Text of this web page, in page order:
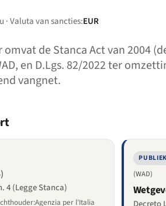
· Valuta van sancties:EUR
de Stanca Act van 2004
en D.Lgs. 82/2022 ter
vangnet.
4 (Legge Stanca)
per l'Italia
(WAD)